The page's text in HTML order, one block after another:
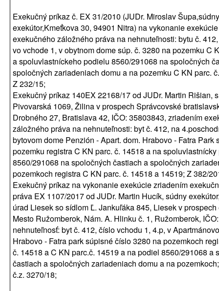
Exekučný príkaz č. EX 31/2010 (JUDr. Miroslav Šupa,súdny
exekútor,Kmeťkova 30, 94901 Nitra) na vykonanie
exekučného záložného práva na nehnuteľnosti: bytu č.
vo vchode 1, v obytnom dome súp. č. 3280 na pozemku C
a spoluvlastníckeho podielu 8560/291068 na spoločných
spoločných zariadeniach domu a na pozemku C KN parc.
Z 232/15;
Exekučný príkaz 140EX 22168/17 od JUDr. Martin Rišian,
Pivovarská 1069, Žilina v prospech Správcovské
Drobného 27, Bratislava 42, IČO: 35803843, zriadením
záložného práva na nehnuteľnosti: byt č. 412, na
bytovom dome Penzión - Apart. dom. Hrabovo - Fatra Park
pozemku registra C KN parc. č. 14518 a na
8560/291068 na spoločných častiach a spoločných
pozemkoch registra C KN parc. č. 14518 a 14519; Z 382/
Exekučný príkaz na vykonanie exekúcie zriadením
práva EX 1107/2017 od JUDr. Martin Hucík, súdny
úrad Liesek so sídlom Ľ. Jankuľáka 845, Liesek v
Mesto Ružomberok, Nám. A. Hlinku č. 1, Ružomberok,
nehnuteľnosť: byt č. 412, číslo vchodu 1, 4.p, v
Hrabovo - Fatra park súpisné číslo 3280 na pozemkoch
č. 14518 a C KN parc.č. 14519 a na podiel 8560/291068 a
častiach a spoločných zariadeniach domu a na
č.z. 3270/18;